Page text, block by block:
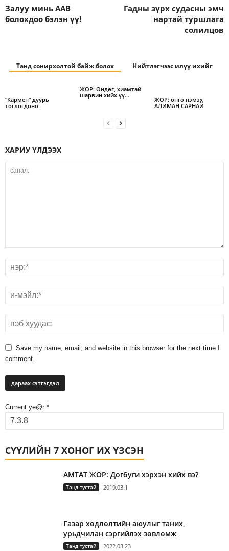
Залуу минь ААВ
болохдоо бэлэн үү!
Гадны зүрх судасны эмч
нартай туршлага
солилцов
Танд сонирхолтой байж болох Нийтлэгчээс илүү ихийг
“Кармен” дуурь
тоглогдоно
ЖОР: Өндөг, хиамтай
шарвин хийх үү…
ЖОР: өнгө нэмэх
АЛИМАН САРНАЙ
ХАРИУ ҮЛДЭЭХ
Save my name, email, and website in this browser for the next time I
comment.
Current ye@r *
СҮҮЛИЙН 7 ХОНОГ ИХ ҮЗСЭН
АМТАТ ЖОР: Догбуги хэрхэн хийх вэ?
Танд тустай 2019.03.1
Газар хөдлөлтийн аюулыг таних,
урьдчилан сэргийлэх зөвлөмж
Танд тустай 2022.03.23